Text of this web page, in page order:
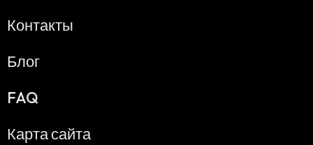
Контакты
Блог
FAQ
Карта сайта